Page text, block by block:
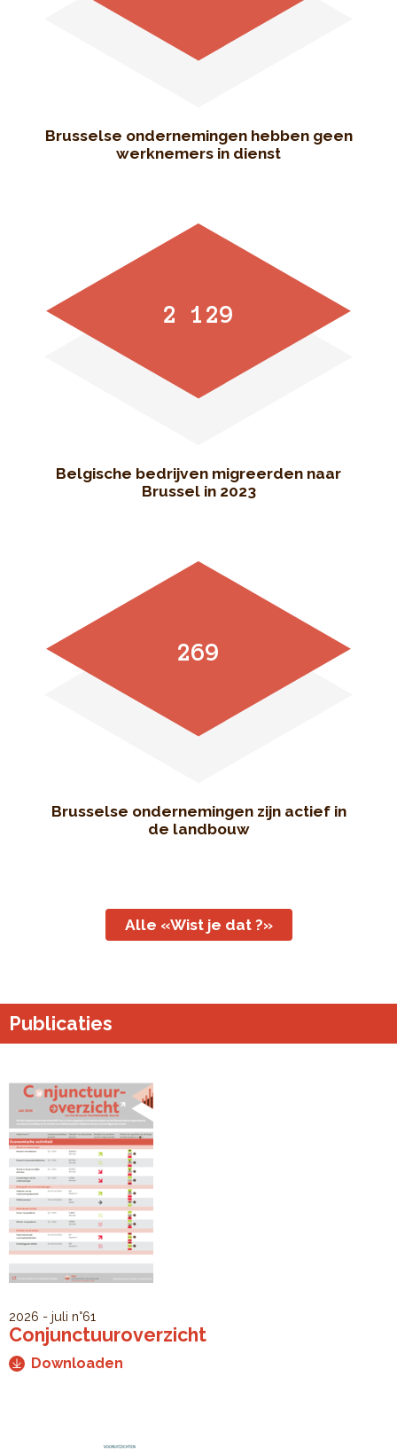
Brusselse ondernemingen hebben geen
werknemers in dienst
2 129
Belgische bedrijven migreerden naar
Brussel in 2023
269
Brusselse ondernemingen zijn actief in
de landbouw
Alle «Wist je dat ?»
Publicaties
2026 - juli n°61
Conjunctuuroverzicht
Downloaden